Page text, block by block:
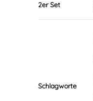
2er Set
Schlagworte